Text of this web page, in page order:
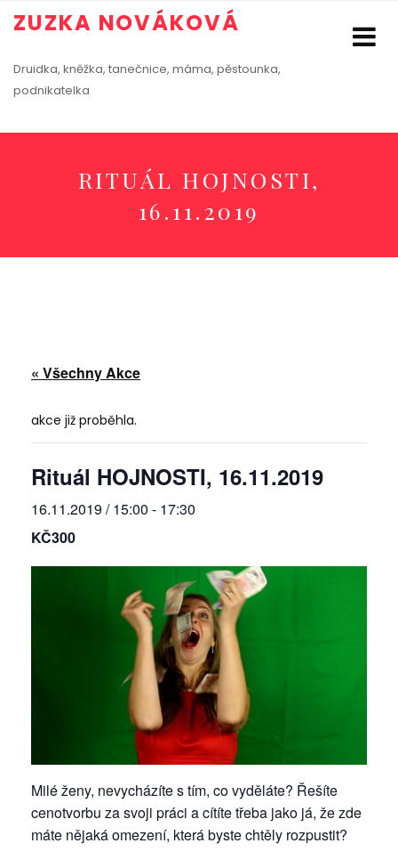
ZUZKA NOVÁKOVÁ
Druidka, kněžka, tanečnice, máma, pěstounka,
podnikatelka
RITUÁL HOJNOSTI,
16.11.2019
« Všechny Akce
akce již proběhla.
Rituál HOJNOSTI, 16.11.2019
16.11.2019 / 15:00 - 17:30
KČ300
Milé ženy, nevycházíte s tím, co vyděláte? Řešíte
cenotvorbu za svoji práci a cítíte třeba jako já, že zde
máte nějaká omezení, která byste chtěly rozpustit?